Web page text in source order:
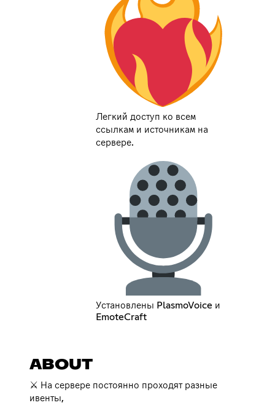
Легкий доступ ко всем
ссылкам и источникам на
сервере.
Установлены PlasmoVoice и
EmoteCraft
ABOUT
⚔️ На сервере постоянно проходят разные
ивенты,